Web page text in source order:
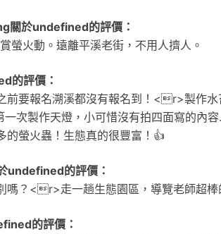
關於undefined的評價：
螢火動。遠離平溪老街，不用人擠人。
的評價：
前要報名溯溪都沒有報名到！<r>製作
次製作天燈，小可惜沒有拍四面寫的內
的螢火蟲！生態真的很豐富！👍
undefined的評價：
嗎？<r>走一趟生態園區，導覽老師超棒
的評價：